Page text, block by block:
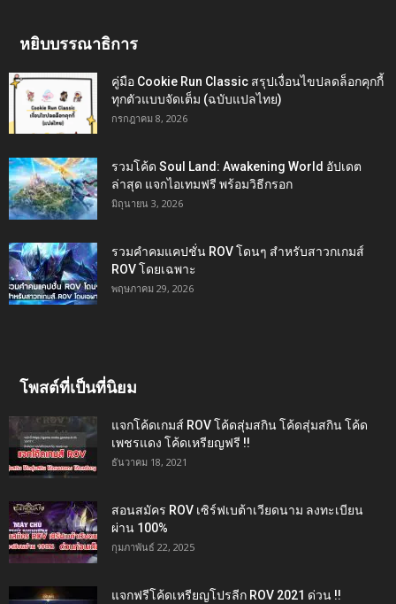
หยิบบรรณาธิการ
คู่มือ Cookie Run Classic สรุปเงื่อนไขปลดล็อกคุกกี้
ทุกตัวแบบจัดเต็ม (ฉบับแปลไทย)
กรกฎาคม 8, 2026
รวมโค้ด Soul Land: Awakening World อัปเดต
ล่าสุด แจกไอเทมฟรี พร้อมวิธีกรอก
มิถุนายน 3, 2026
รวมคำคมแคปชั่น ROV โดนๆ สำหรับสาวกเกมส์
ROV โดยเฉพาะ
พฤษภาคม 29, 2026
โพสต์ที่เป็นที่นิยม
แจกโค้ดเกมส์ ROV โค้ดสุ่มสกิน โค้ดสุ่มสกิน โค้ด
เพชรแดง โค้ดเหรียญฟรี !!
ธันวาคม 18, 2021
สอนสมัคร ROV เซิร์ฟเบต้าเวียดนาม ลงทะเบียน
ผ่าน 100%
กุมภาพันธ์ 22, 2025
แจกฟรีโค้ดเหรียญโปรลีก ROV 2021 ด่วน !!